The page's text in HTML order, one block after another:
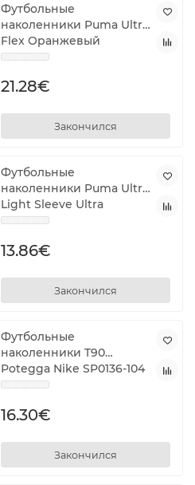
Футбольные
наколенники Puma Ultra
Flex Оранжевый
21.28€
Закончился
Футбольные
наколенники Puma Ultra
Light Sleeve Ultra
Оранжевый Чёрный
13.86€
Закончился
Футбольные
наколенники T90
Potegga Nike SP0136-104
Белый
16.30€
Закончился